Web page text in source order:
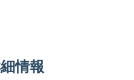
情報